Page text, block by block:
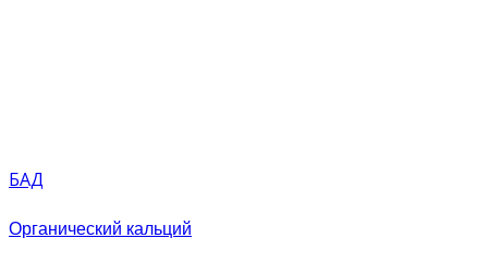
БАД
Органический кальций